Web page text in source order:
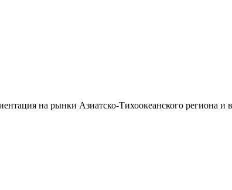
на рынки Азиатско-Тихоокеанского региона и